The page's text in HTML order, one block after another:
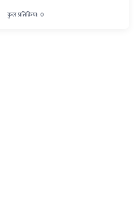
कुल प्रतिक्रिया: 0